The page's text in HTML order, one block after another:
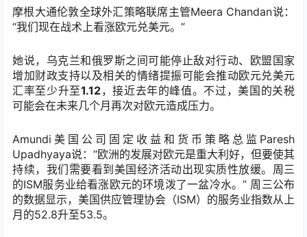
摩根大通伦敦全球外汇策略联席主管Meera Chandan说：
“我们现在战术上看涨欧元兑美元。”
她说，乌克兰和俄罗斯之间可能停止敌对行动、欧盟国家
增加财政支持以及相关的情绪提振可能会推动欧元兑美元
汇率至少升至1.12，接近去年的峰值。不过，美国的关税
可能会在未来几个月再次对欧元造成压力。
Amundi美国公司固定收益和货币策略总监Paresh
Upadhyaya说：“欧洲的发展对欧元是重大利好，但要使其
持续，我们需要看到美国经济活动出现实质性放缓。周三
的ISM服务业给看涨欧元的环境泼了一盆冷水。” 周三公布
的数据显示，美国供应管理协会（ISM）的服务业指数从上
月的52.8升至53.5。